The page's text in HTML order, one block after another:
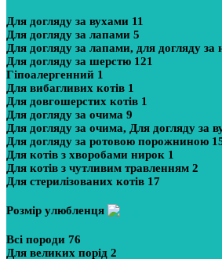
Для догляду за вухами 11
Для догляду за лапами 5
Для догляду за лапами, для догляду за
Для догляду за шерстю 121
Гіпоалергенний 1
Для вибагливих котів 1
Для довгошерстих котів 1
Для догляду за очима 9
Для догляду за очима, Для догляду за
Для догляду за ротовою порожниною
Для котів з хворобами нирок 1
Для котів з чутливим травленням 2
Для стерилізованих котів 17
Розмір улюбленця
Всі породи 76
Для великих порід 2